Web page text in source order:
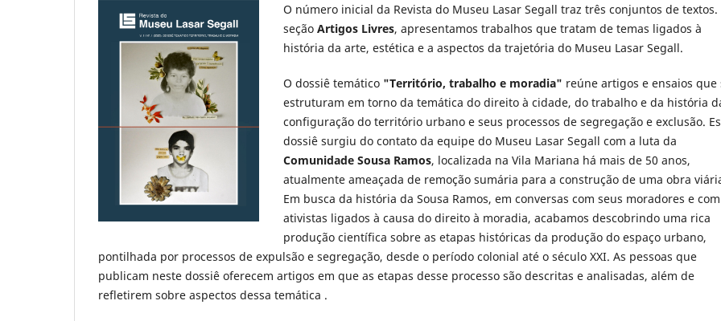
O número inicial da Revista do Museu Lasar Segall traz três conjuntos de textos.
seção Artigos Livres, apresentamos trabalhos que tratam de temas ligados à
história da arte, estética e a aspectos da trajetória do Museu Lasar Segall.
O dossiê temático "Território, trabalho e moradia" reúne artigos e ensaios que
estruturam em torno da temática do direito à cidade, do trabalho e da história
configuração do território urbano e seus processos de segregação e exclusão.
dossiê surgiu do contato da equipe do Museu Lasar Segall com a luta da
Comunidade Sousa Ramos, localizada na Vila Mariana há mais de 50 anos,
atualmente ameaçada de remoção sumária para a construção de uma obra
Em busca da história da Sousa Ramos, em conversas com seus moradores e com
ativistas ligados à causa do direito à moradia, acabamos descobrindo uma rica
produção científica sobre as etapas históricas da produção do espaço urbano,
pontilhada por processos de expulsão e segregação, desde o período colonial até o século XXI. As pessoas que
publicam neste dossiê oferecem artigos em que as etapas desse processo são descritas e analisadas, além de
refletirem sobre aspectos dessa temática .